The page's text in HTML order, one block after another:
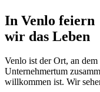
In Venlo feiern
wir das Leben
Venlo ist der Ort, an
Unternehmertum
willkommen ist. Wir